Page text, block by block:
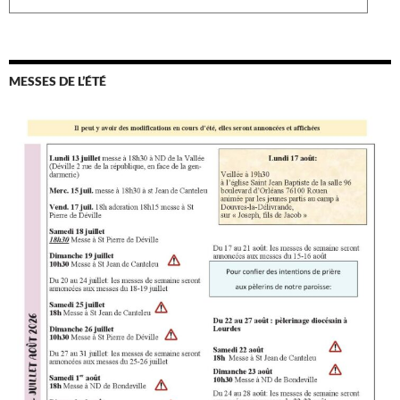
MESSES DE L’ÉTÉ